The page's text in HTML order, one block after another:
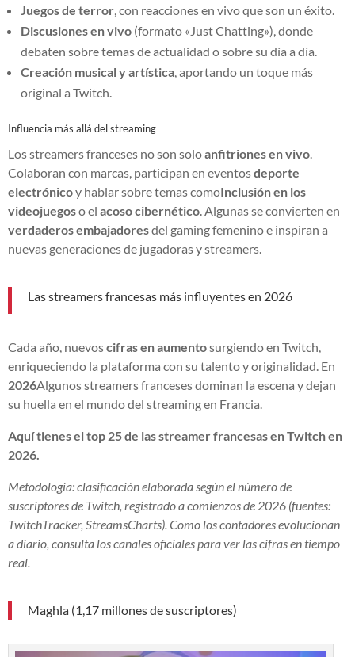
Juegos de terror , con reacciones en vivo que son un éxito.
Discusiones en vivo (formato «Just Chatting»), donde
debaten sobre temas de actualidad o sobre su día a día.
Creación musical y artística , aportando un toque más
original a Twitch.
Influencia más allá del streaming
Los streamers franceses no son soloanfitriones en vivo
Colaboran con marcas, participan en eventosdeporte
electrónicoy hablar sobre temas comoInclusión en los
videojuegoso el acoso cibernético . Algunas se convierten en
verdaderos embajadoresdel gaming femenino e inspiran a
nuevas generaciones de jugadoras y streamers.
Las streamers francesas más influyentes en 2026
Cada año, nuevoscifras en aumentosurgiendo en Twitch,
enriqueciendo la plataforma con su talento y originalidad. En
2026Algunos streamers franceses dominan la escena y dejan
su huella en el mundo del streaming en Francia.
Aquí tienes el top 25 de las streamer francesas en Twitch en
2026.
Metodología: clasificación elaborada según el número de
suscriptores de Twitch, registrado a comienzos de 2026 (fuentes:
TwitchTracker, StreamsCharts). Como los contadores evolucionan
a diario, consulta los canales oficiales para ver las cifras en tiempo
real.
Maghla (1,17 millones de suscriptores)